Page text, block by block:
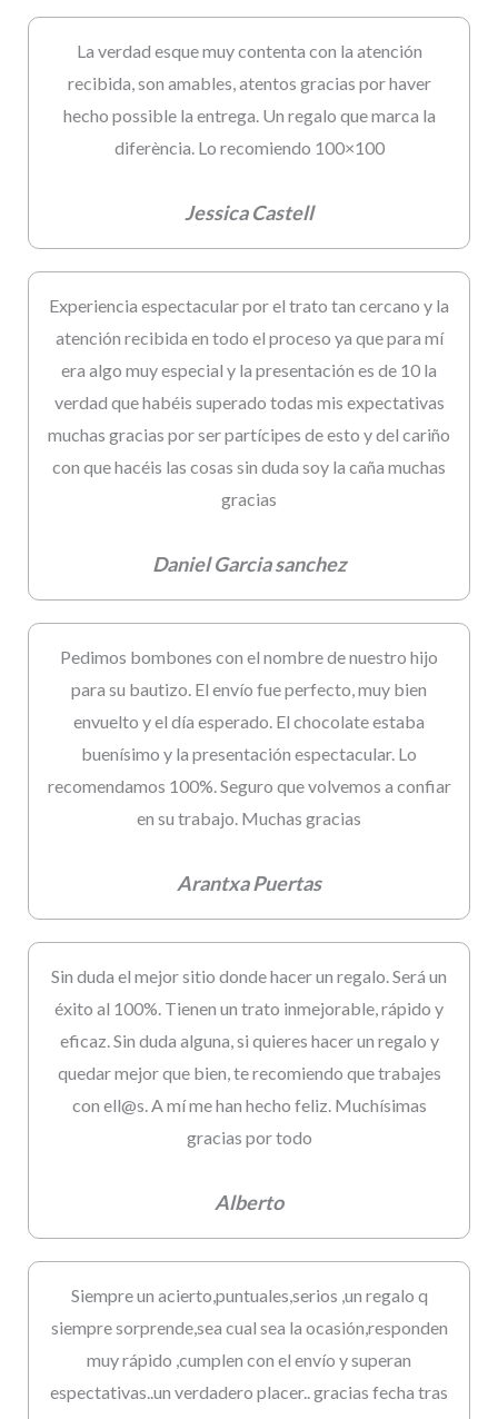
La verdad esque muy contenta con la atención
recibida, son amables, atentos gracias por haver
hecho possible la entrega. Un regalo que marca la
diferència. Lo recomiendo 100×100
Jessica Castell
Experiencia espectacular por el trato tan cercano y la
atención recibida en todo el proceso ya que para mí
era algo muy especial y la presentación es de 10 la
verdad que habéis superado todas mis expectativas
muchas gracias por ser partícipes de esto y del cariño
con que hacéis las cosas sin duda soy la caña muchas
gracias
Daniel Garcia sanchez
Pedimos bombones con el nombre de nuestro hijo
para su bautizo. El envío fue perfecto, muy bien
envuelto y el día esperado. El chocolate estaba
buenísimo y la presentación espectacular. Lo
recomendamos 100%. Seguro que volvemos a confiar
en su trabajo. Muchas gracias
Arantxa Puertas
Sin duda el mejor sitio donde hacer un regalo. Será un
éxito al 100%. Tienen un trato inmejorable, rápido y
eficaz. Sin duda alguna, si quieres hacer un regalo y
quedar mejor que bien, te recomiendo que trabajes
con ell@s. A mí me han hecho feliz. Muchísimas
gracias por todo
Alberto
Siempre un acierto,puntuales,serios ,un regalo q
siempre sorprende,sea cual sea la ocasión,responden
muy rápido ,cumplen con el envío y superan
espectativas..un verdadero placer.. gracias fecha tras